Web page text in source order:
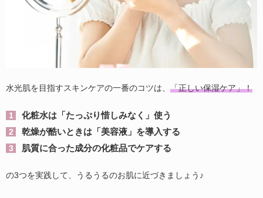
水光肌を目指すスキンケアの一番のコツは、 「正しい保湿ケア」！
化粧水は「たっぷり惜しみなく」使う
乾燥が酷いときは「美容液」を導入する
肌質に合った成分の化粧品でケアする
の3つを実践して、うるうるのお肌に近づきましょう♪